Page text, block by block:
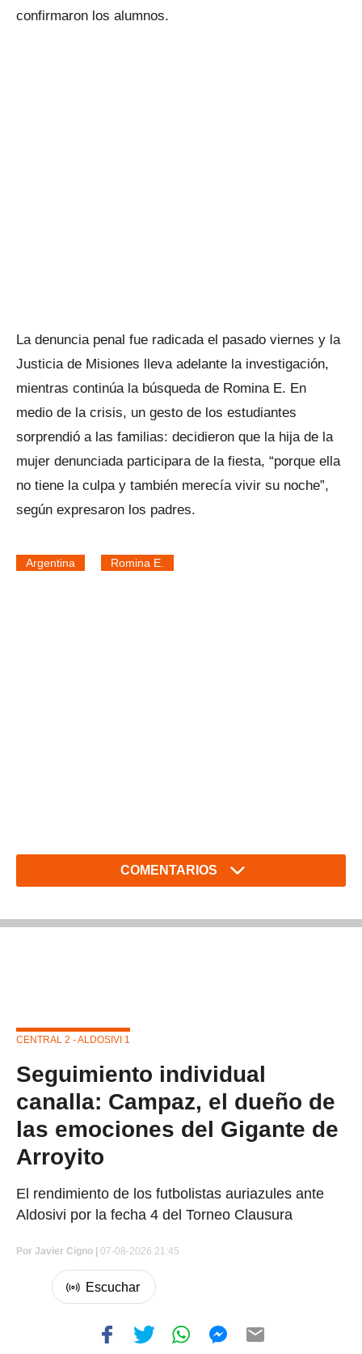
confirmaron los alumnos.
La denuncia penal fue radicada el pasado viernes y la
Justicia de Misiones lleva adelante la investigación,
mientras continúa la búsqueda de Romina E. En
medio de la crisis, un gesto de los estudiantes
sorprendió a las familias: decidieron que la hija de la
mujer denunciada participara de la fiesta, “porque ella
no tiene la culpa y también merecía vivir su noche”,
según expresaron los padres.
Argentina Romina E.
COMENTARIOS